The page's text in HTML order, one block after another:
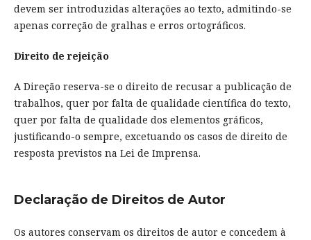
devem ser introduzidas alterações ao texto, admitindo-se
apenas correção de gralhas e erros ortográficos.
Direito de rejeição
A Direção reserva-se o direito de recusar a publicação de
trabalhos, quer por falta de qualidade científica do texto,
quer por falta de qualidade dos elementos gráficos,
justificando-o sempre, excetuando os casos de direito de
resposta previstos na Lei de Imprensa.
Declaração de Direitos de Autor
Os autores conservam os direitos de autor e concedem à